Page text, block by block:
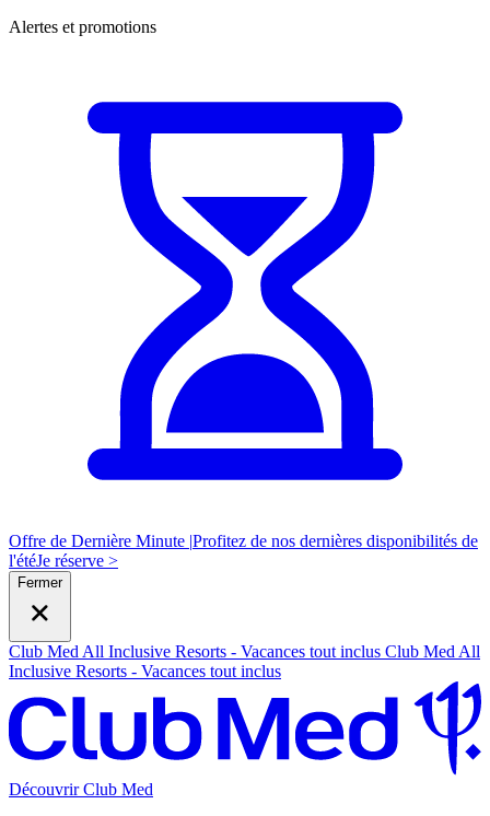
Alertes et promotions
Offre de Dernière Minute |Profitez de nos dernières disponibilités de
l'étéJe réserve >
Fermer
Club Med All Inclusive Resorts - Vacances tout inclus Club Med All
Inclusive Resorts - Vacances tout inclus
Découvrir Club Med